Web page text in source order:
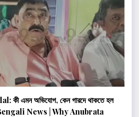
এমন অভিযোগ, কেন গারদে থাকতে হল
News | Why Anubrata